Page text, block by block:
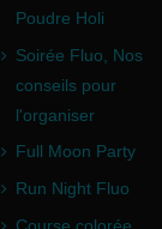
Poudre Holi
Soirée Fluo, Nos
conseils pour
l'organiser
Full Moon Party
Run Night Fluo
Course colorée